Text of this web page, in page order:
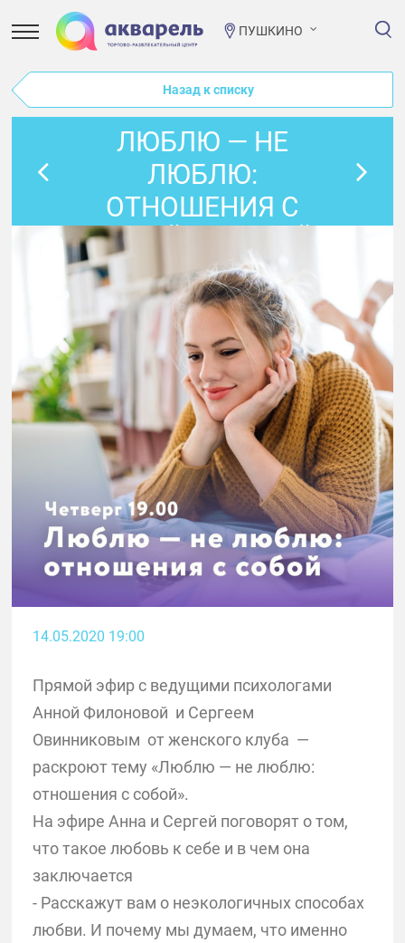
ПУШКИНО
Назад к списку
ЛЮБЛЮ — НЕ
ЛЮБЛЮ:
ОТНОШЕНИЯ С
СОБОЙ (ПРЯМОЙ
ЭФИР)
14.05.2020 19:00
Прямой эфир с ведущими психологами
Анной Филоновой и Сергеем
Овинниковым от женского клуба —
раскроют тему «Люблю — не люблю:
отношения с собой».
На эфире Анна и Сергей поговорят о том,
что такое любовь к себе и в чем она
заключается
- Расскажут вам о неэкологичных способах
любви. И почему мы думаем, что именно